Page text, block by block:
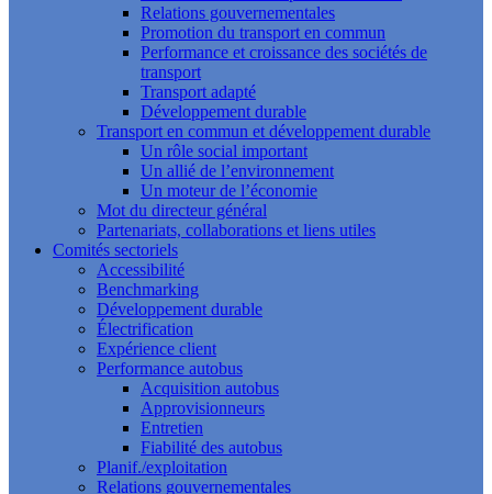
Relations gouvernementales
Promotion du transport en commun
Performance et croissance des sociétés de
transport
Transport adapté
Développement durable
Transport en commun et développement durable
Un rôle social important
Un allié de l’environnement
Un moteur de l’économie
Mot du directeur général
Partenariats, collaborations et liens utiles
Comités sectoriels
Accessibilité
Benchmarking
Développement durable
Électrification
Expérience client
Performance autobus
Acquisition autobus
Approvisionneurs
Entretien
Fiabilité des autobus
Planif./exploitation
Relations gouvernementales